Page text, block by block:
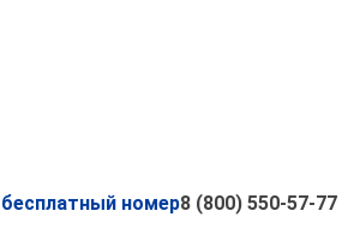
бесплатный номер8 (800) 550-57-77